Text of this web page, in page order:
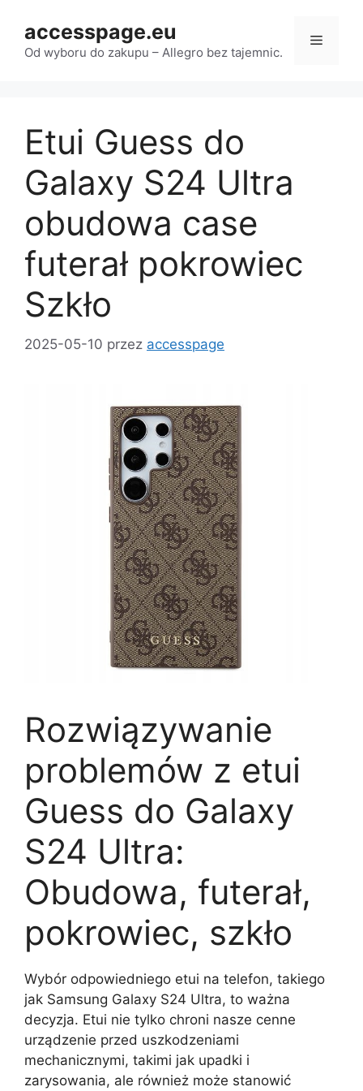
treści
accesspage.eu
Od wyboru do zakupu – Allegro bez tajemnic.
Menu
Etui Guess do
Galaxy S24 Ultra
obudowa case
futerał pokrowiec
Szkło
2025-05-10 przez accesspage
Rozwiązywanie
problemów z etui
Guess do Galaxy
S24 Ultra:
Obudowa, futerał,
pokrowiec, szkło
Wybór odpowiedniego etui na telefon, takiego
jak Samsung Galaxy S24 Ultra, to ważna
decyzja. Etui nie tylko chroni nasze cenne
urządzenie przed uszkodzeniami
mechanicznymi, takimi jak upadki i
zarysowania, ale również może stanowić